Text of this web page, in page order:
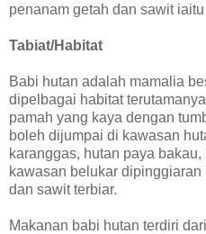
penanam getah dan sawit
Tabiat/Habitat
Babi hutan adalah mamalia
dipelbagai habitat
pamah yang kaya dengan
boleh dijumpai di kawasan
karanggas, hutan paya
kawasan belukar
dan sawit terbiar.
Makanan babi hutan terdiri